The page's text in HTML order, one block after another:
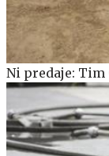
Ni predaje: Tim